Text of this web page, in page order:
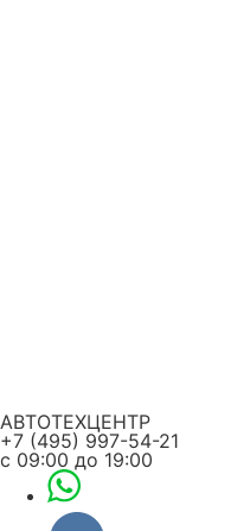
АВТОТЕХЦЕНТР
+7 (495) 997-54-21
с 09:00 до 19:00